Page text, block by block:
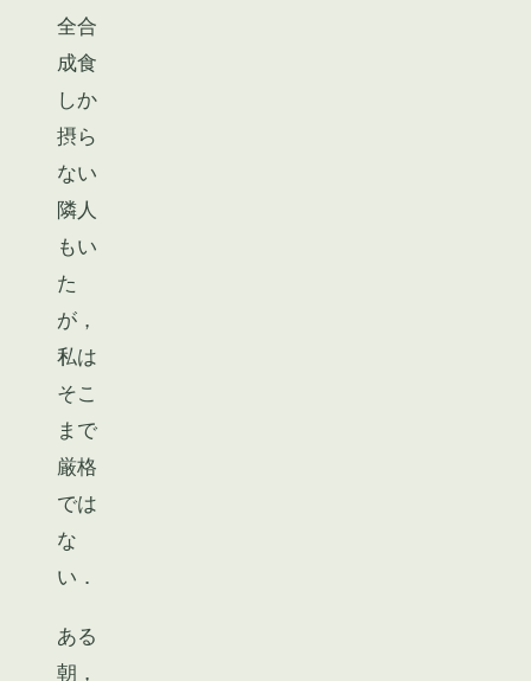
全合
成食
しか
摂ら
ない
隣人
もい
た
が，
私は
そこ
まで
厳格
では
な
い．
ある
朝，